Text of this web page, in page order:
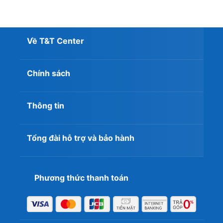
Tại sao nên mua Lenovo V14 G5 IRL tại
T&T Center?
Về T&T Center
Chính sách
Thông tin
Tổng đài hỗ trợ và bảo hành
Phương thức thanh toán